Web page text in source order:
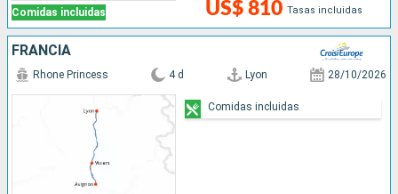
Comidas incluidas US$ 810 Tasas incluidas
FRANCIA
Rhone Princess 4 d Lyon 28/10/2026
Comidas incluidas